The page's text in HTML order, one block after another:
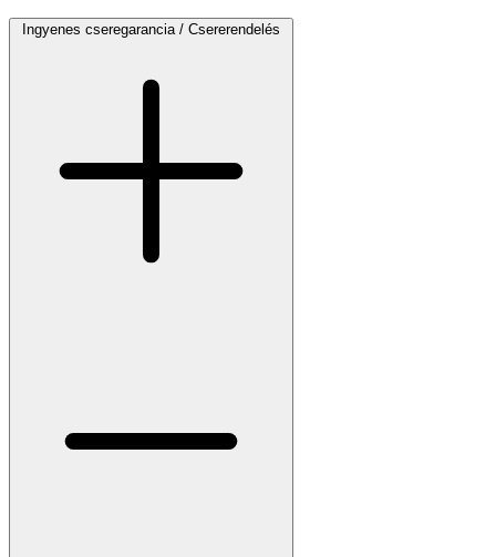
Ingyenes cseregarancia / Csererendelés